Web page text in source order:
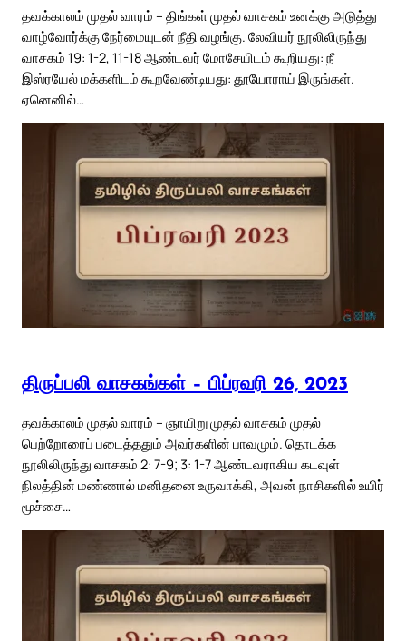
தவக்காலம் முதல் வாரம் – திங்கள் முதல் வாசகம் உனக்கு அடுத்து
வாழ்வோர்க்கு நேர்மையுடன் நீதி வழங்கு. லேவியர் நூலிலிருந்து
வாசகம் 19: 1-2, 11-18 ஆண்டவர் மோசேயிடம் கூறியது: நீ
இஸ்ரயேல் மக்களிடம் கூறவேண்டியது: தூயோராய் இருங்கள்.
ஏனெனில்…
திருப்பலி வாசகங்கள் – பிப்ரவரி 26, 2023
தவக்காலம் முதல் வாரம் – ஞாயிறு முதல் வாசகம் முதல்
பெற்றோரைப் படைத்ததும் அவர்களின் பாவமும். தொடக்க
நூலிலிருந்து வாசகம் 2: 7-9; 3: 1-7 ஆண்டவராகிய கடவுள்
நிலத்தின் மண்ணால் மனிதனை உருவாக்கி, அவன் நாசிகளில் உயிர்
மூச்சை…